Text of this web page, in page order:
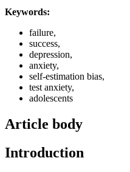
Keywords:
failure,
success,
depression,
anxiety,
self-estimation bias,
test anxiety,
adolescents
Article body
Introduction